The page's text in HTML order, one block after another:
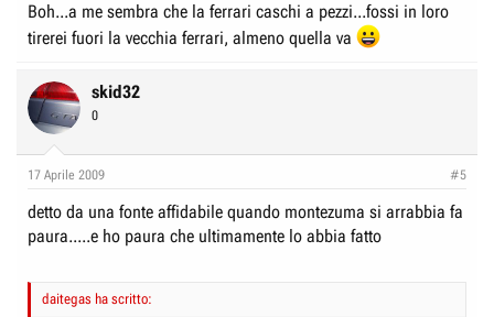
Clicca per allargare...
se le cose vanno male (e parlo delle rotture, e degli sbagli strategici)
forse qualcuno non ha lavorato abbastanza bene.
lavorato meno bene di chi ha vinto.
non ti pare normale?
Boh...a me sembra che la ferrari caschi a pezzi...fossi in loro
tirerei fuori la vecchia ferrari, almeno quella va
skid32
0
17 Aprile 2009 #5
detto da una fonte affidabile quando montezuma si arrabbia fa
paura.....e ho paura che ultimamente lo abbia fatto
daitegas ha scritto: